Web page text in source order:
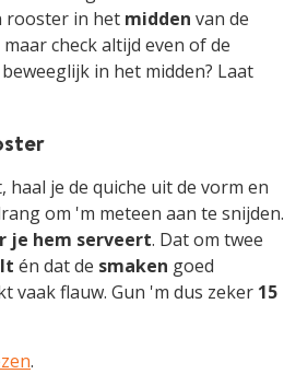
rooster in het midden van de
check altijd even of de
in het midden? Laat
je de quiche uit de vorm en
om 'm meteen aan te snijden.
je hem serveert. Dat om twee
én dat de smaken goed
vaak flauw. Gun 'm dus zeker 15
.